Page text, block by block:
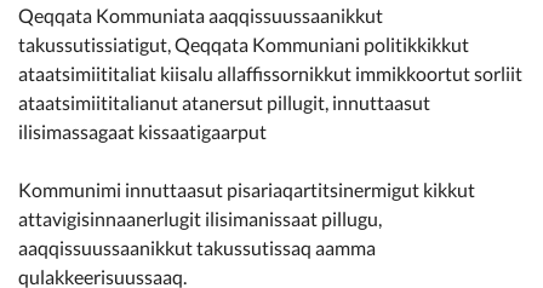
Qeqqata Kommuniata aaqqissuussaanikkut
takussutissiatigut, Qeqqata Kommuniani politikkikkut
ataatsimiititaliat kiisalu allaffissornikkut immikkoortut sorliit
ataatsimiititalianut atanersut pillugit, innuttaasut
ilisimassagaat kissaatigaarput
Kommunimi innuttaasut pisariaqartitsinermigut kikkut
attavigisinnaanerlugit ilisimanissaat pillugu,
aaqqissuussaanikkut takussutissaq aamma
qulakkeerisuussaaq.